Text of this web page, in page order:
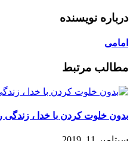
درباره نویسنده
امامی
مطالب مرتبط
بدون خلوت کردن با خدا ،